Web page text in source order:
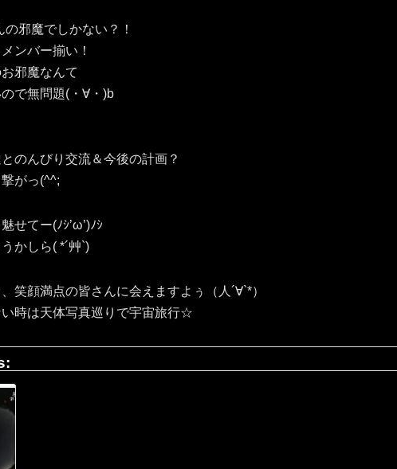
邪魔でしかない？！
ンバー揃い！
邪魔なんて
で無問題(・∀・)b
のんびり交流＆今後の計画？
がっ(^^;
せてー(ﾉｼ’ω’)ﾉｼ
かしら( *´艸`)
笑顔満点の皆さんに会えますよぅ（人´∀`*）
時は天体写真巡りで宇宙旅行☆